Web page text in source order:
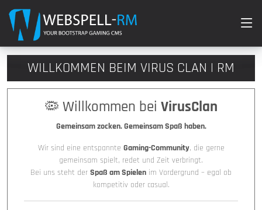
WILLKOMMEN BEIM VIRUS CLAN | RM
🦠 Willkommen bei VirusClan
Gemeinsam zocken. Gemeinsam Spaß haben.
Wir sind eine entspannte Gaming-Community, die gerne
gemeinsam spielt, redet und Zeit verbringt.
Bei uns steht der Spaß am Spielen im Vordergrund – egal ob
kompetitiv oder casual.